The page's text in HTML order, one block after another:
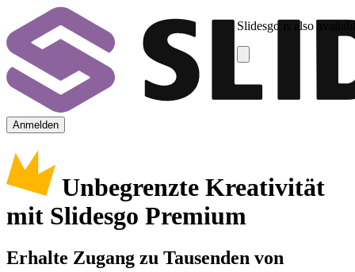
Slidesgo is also
Anmelden
Unbegrenzte Kreativität
mit Slidesgo Premium
Erhalte Zugang zu Tausenden von